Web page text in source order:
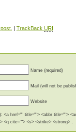
| TrackBack URI
Name (required)
Mail (will not be
Website
<a href="" title=""> <abbr title="">
<q cite=""> <s> <strike> <strong> .